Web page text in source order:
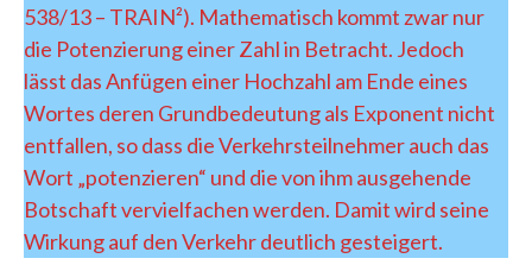
538/13 – TRAIN²). Mathematisch kommt zwar nur
die Potenzierung einer Zahl in Betracht. Jedoch
lässt das Anfügen einer Hochzahl am Ende eines
Wortes deren Grundbedeutung als Exponent nicht
entfallen, so dass die Verkehrsteilnehmer auch das
Wort „potenzieren“ und die von ihm ausgehende
Botschaft vervielfachen werden. Damit wird seine
Wirkung auf den Verkehr deutlich gesteigert.